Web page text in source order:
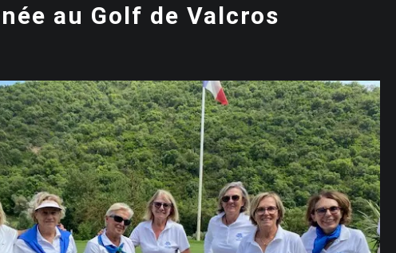
au Golf de Valcros